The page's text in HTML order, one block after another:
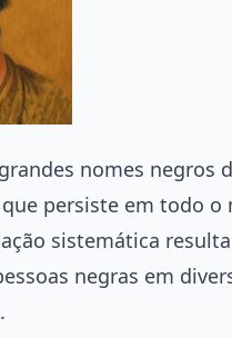
nomes
persiste em todo o
sistemática
negras em